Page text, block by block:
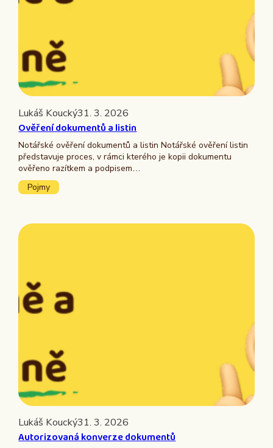
Lukáš Koucký31. 3. 2026
Ověření dokumentů a listin
Notářské ověření dokumentů a listin Notářské ověření listin
představuje proces, v rámci kterého je kopii dokumentu
ověřeno razítkem a podpisem…
Pojmy
Lukáš Koucký31. 3. 2026
Autorizovaná konverze dokumentů